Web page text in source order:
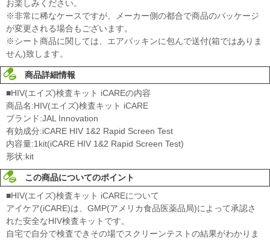
お楽しみください。
※非常に稀なケースですが、メーカー側の都合で商品のパッケージ
が変更される場合もございます。
※シート商品に関しては、エアパッキンに包んで送付(箱ではありま
せん)致します。
商品詳細情報
■HIV(エイズ)検査キット iCAREの内容
商品名:HIV(エイズ)検査キット iCARE
ブランド:JAL Innovation
有効成分:iCARE HIV 1&2 Rapid Screen Test
内容量:1kit(iCARE HIV 1&2 Rapid Screen Test)
形状:kit
この商品についてのポイント
■HIV(エイズ)検査キット iCAREについて
アイケア(iCARE)は、GMP(アメリカ食品医薬品局)によって承認さ
れた安全なHIV検査キットです。
自宅で自分で検査できその場でスクリーンテストの結果がわかりま